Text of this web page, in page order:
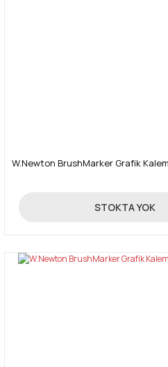
W.Newton BrushMarker Grafik
19,90 TL
STOKTA YOK